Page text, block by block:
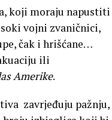
koji moraju napustiti
vojni zvaničnici,
čak i hrišćane…
ili
Amerike.
zavrjeđuju pažnju,